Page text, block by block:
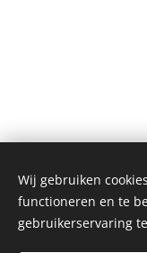
Wij gebruiken
functioneren en te
gebruikerservaring